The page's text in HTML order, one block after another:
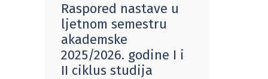
Raspored nastave u
ljetnom semestru
akademske
2025/2026. godine I i
II ciklus studija